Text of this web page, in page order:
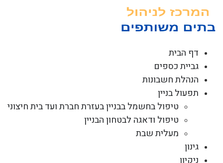
דף הבית
גביית כספים
הנהלת חשבונות
תפעול בניין
טיפול בחשמל בבניין בעזרת חברת ועד בית חיצוני
טיפול ודאגה לבטחון הבניין
מעלית שבת
גינון
ניקיון